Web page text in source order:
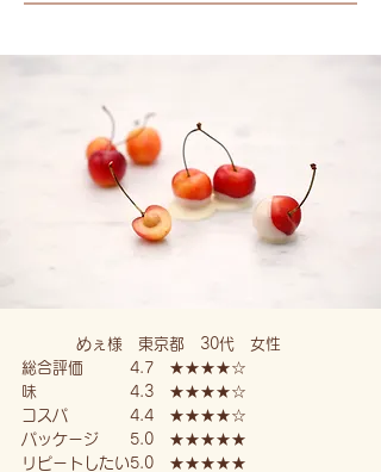
めぇ様 東京都 30代 女性
総合評価 4.7 ★★★★☆
味 4.3 ★★★★☆
コスパ 4.4 ★★★★☆
パッケージ 5.0 ★★★★★
リピートしたい5.0 ★★★★★